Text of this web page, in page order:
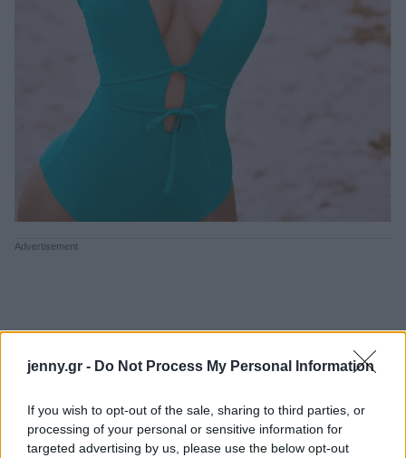
jenny.gr - Do Not Process My Personal Information
If you wish to opt-out of the sale, sharing to third parties, or
processing of your personal or sensitive information for
targeted advertising by us, please use the below opt-out